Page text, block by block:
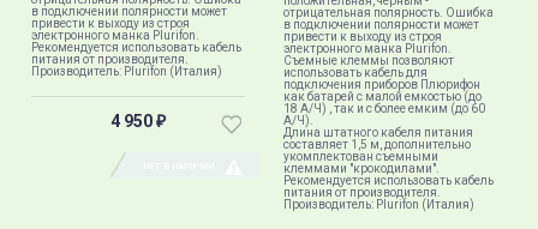
в подключении полярности может
привести к выходу из строя
электронного манка Plurifon.
Рекомендуется использовать кабель
питания от производителя.
Производитель: Plurifon (Италия)
4 950 ₽
отрицательная полярность. Ошибка
в подключении полярности может
привести к выходу из строя
электронного манка Plurifon.
Съемные клеммы позволяют
использовать кабель для
подключения приборов Плюрифон
как батарей с малой емкостью (до
18 А/Ч) , так и с более емким (до 60
А/Ч).
Длина штатного кабеля питания
составляет 1,5 м, дополнительно
укомплектован съемными
клеммами "крокодилами".
Рекомендуется использовать кабель
питания от производителя.
Производитель: Plurifon (Италия)